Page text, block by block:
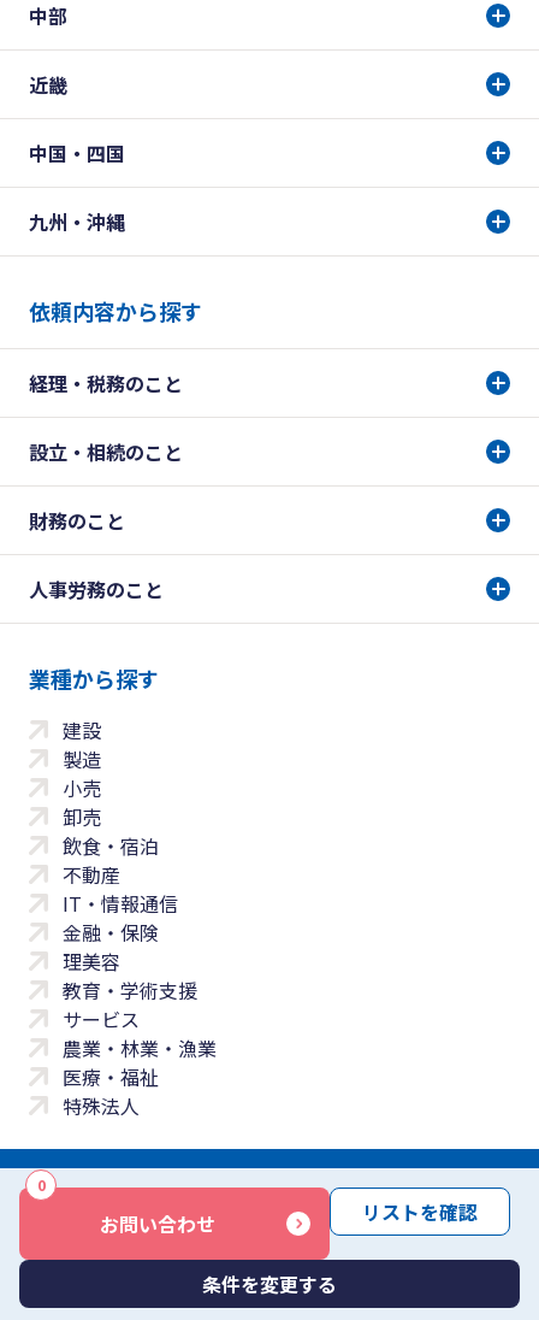
お問い合わせ
0
リストを確認
条件を変更する
中部
近畿
中国・四国
九州・沖縄
依頼内容から探す
経理・税務のこと
設立・相続のこと
財務のこと
人事労務のこと
業種から探す
建設
製造
小売
卸売
飲食・宿泊
不動産
IT・情報通信
金融・保険
理美容
教育・学術支援
サービス
農業・林業・漁業
医療・福祉
特殊法人
サイトマップ 免責事項 サービス利用規約
商標について反社会勢力に対する基本方針 お問い合わせ
Copyright © Yayoi Co., Ltd. All rights reserved.